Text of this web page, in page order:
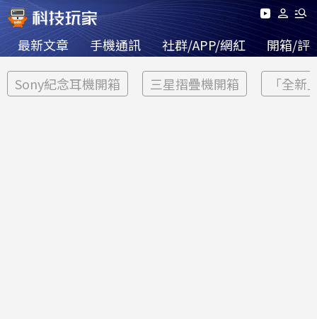
最新文章 手機通訊 社群/APP/網紅 開箱/評
Sony紀念耳機開箱 三星摺疊機開箱 「全新